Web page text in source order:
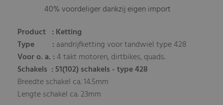
40% voordeliger dankzij eigen import
Product : Ketting
Type : aandrijfketting voor tandwiel type 428
Voor o. a. : 4 takt motoren, dirtbikes, quads.
Schakels : 51(102) schakels - type 428
Breedte schakel ca. 14.5mm
Lengte schakel ca. 23mm